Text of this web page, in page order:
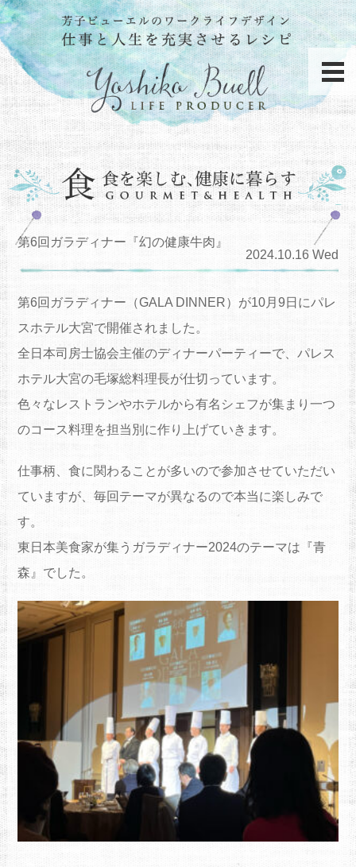
第6回ガラディナー『幻の健康牛肉』
2024.10.16 Wed
第6回ガラディナー（GALA DINNER）が10月9日にパレ
スホテル大宮で開催されました。
全日本司房士協会主催のディナーパーティーで、パレス
ホテル大宮の毛塚総料理長が仕切っています。
色々なレストランやホテルから有名シェフが集まり一つ
のコース料理を担当別に作り上げていきます。
仕事柄、食に関わることが多いので参加させていただい
ていますが、毎回テーマが異なるので本当に楽しみで
す。
東日本美食家が集うガラディナー2024のテーマは『青
森』でした。